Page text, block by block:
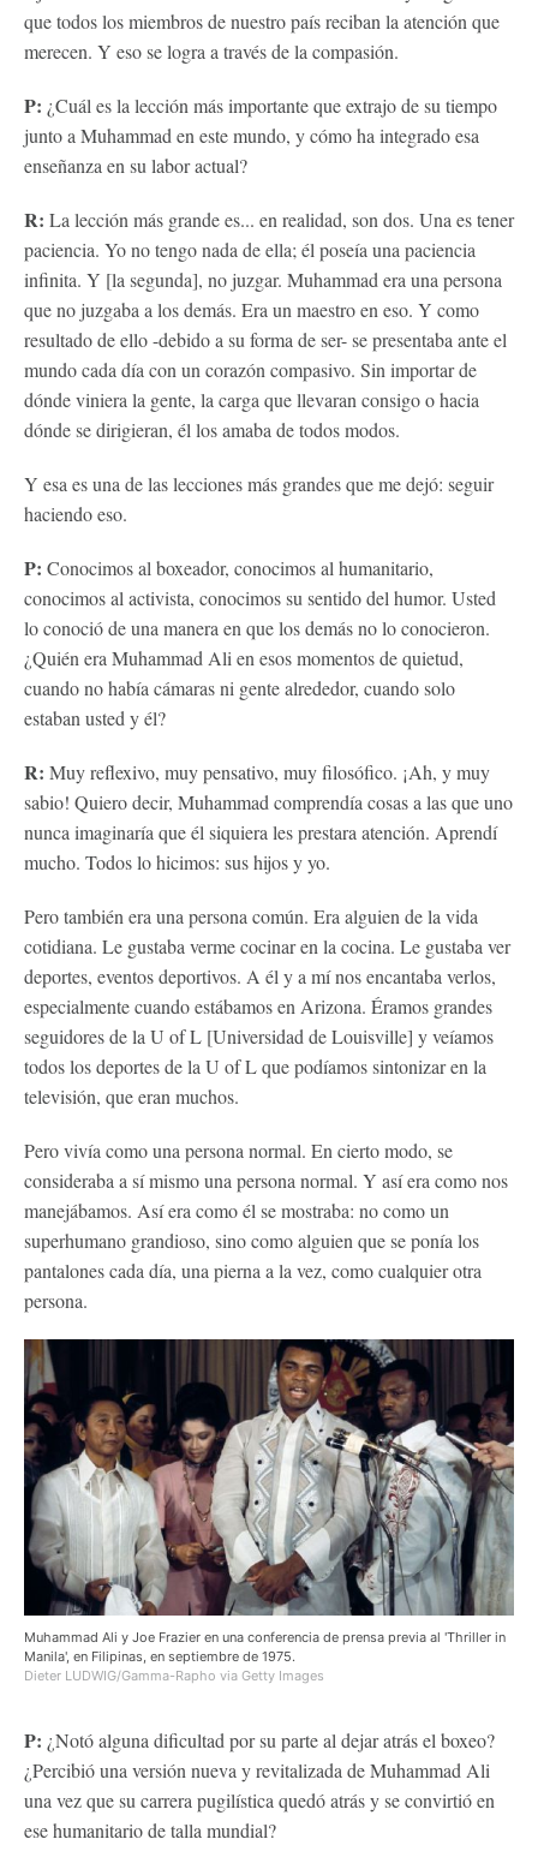
que todos los miembros de nuestro país reciban la atención que
merecen. Y eso se logra a través de la compasión.
P: ¿Cuál es la lección más importante que extrajo de su tiempo
junto a Muhammad en este mundo, y cómo ha integrado esa
enseñanza en su labor actual?
R: La lección más grande es... en realidad, son dos. Una es tener
paciencia. Yo no tengo nada de ella; él poseía una paciencia
infinita. Y [la segunda], no juzgar. Muhammad era una persona
que no juzgaba a los demás. Era un maestro en eso. Y como
resultado de ello -debido a su forma de ser- se presentaba ante el
mundo cada día con un corazón compasivo. Sin importar de
dónde viniera la gente, la carga que llevaran consigo o hacia
dónde se dirigieran, él los amaba de todos modos.
Y esa es una de las lecciones más grandes que me dejó: seguir
haciendo eso.
P: Conocimos al boxeador, conocimos al humanitario,
conocimos al activista, conocimos su sentido del humor. Usted
lo conoció de una manera en que los demás no lo conocieron.
¿Quién era Muhammad Ali en esos momentos de quietud,
cuando no había cámaras ni gente alrededor, cuando solo
estaban usted y él?
R: Muy reflexivo, muy pensativo, muy filosófico. ¡Ah, y muy
sabio! Quiero decir, Muhammad comprendía cosas a las que uno
nunca imaginaría que él siquiera les prestara atención. Aprendí
mucho. Todos lo hicimos: sus hijos y yo.
Pero también era una persona común. Era alguien de la vida
cotidiana. Le gustaba verme cocinar en la cocina. Le gustaba ver
deportes, eventos deportivos. A él y a mí nos encantaba verlos,
especialmente cuando estábamos en Arizona. Éramos grandes
seguidores de la U of L [Universidad de Louisville] y veíamos
todos los deportes de la U of L que podíamos sintonizar en la
televisión, que eran muchos.
Pero vivía como una persona normal. En cierto modo, se
consideraba a sí mismo una persona normal. Y así era como nos
manejábamos. Así era como él se mostraba: no como un
superhumano grandioso, sino como alguien que se ponía los
pantalones cada día, una pierna a la vez, como cualquier otra
persona.
Muhammad Ali y Joe Frazier en una conferencia de prensa previa al 'Thriller in
Manila', en Filipinas, en septiembre de 1975.
Dieter LUDWIG/Gamma-Rapho via Getty Images
P: ¿Notó alguna dificultad por su parte al dejar atrás el boxeo?
¿Percibió una versión nueva y revitalizada de Muhammad Ali
una vez que su carrera pugilística quedó atrás y se convirtió en
ese humanitario de talla mundial?